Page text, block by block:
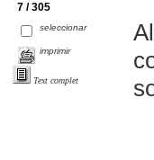
7 / 305
seleccionar
imprimir
Text complet